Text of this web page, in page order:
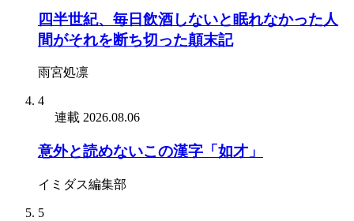
四半世紀、毎日飲酒しないと眠れなかった人
間がそれを断ち切った顛末記
雨宮処凛
4
連載 2026.08.06
意外と読めないこの漢字「如才」
イミダス編集部
5